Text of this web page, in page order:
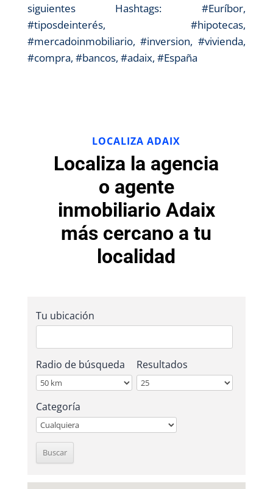
siguientes Hashtags: #Euríbor,
#tiposdeinterés, #hipotecas,
#mercadoinmobiliario, #inversion, #vivienda,
#compra, #bancos, #adaix, #España
LOCALIZA ADAIX
Localiza la agencia
o agente
inmobiliario Adaix
más cercano a tu
localidad
Tu ubicación
Radio de búsqueda Resultados
Categoría